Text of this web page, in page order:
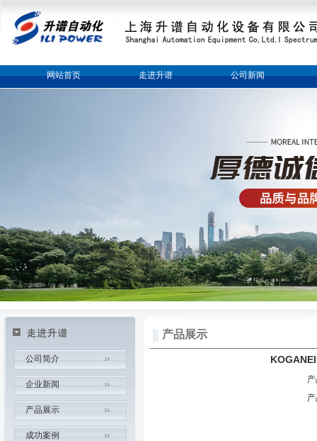
网站首页 走进升谱 公司新闻
公司简介
企业新闻
产品展示
成功案例
产品展示